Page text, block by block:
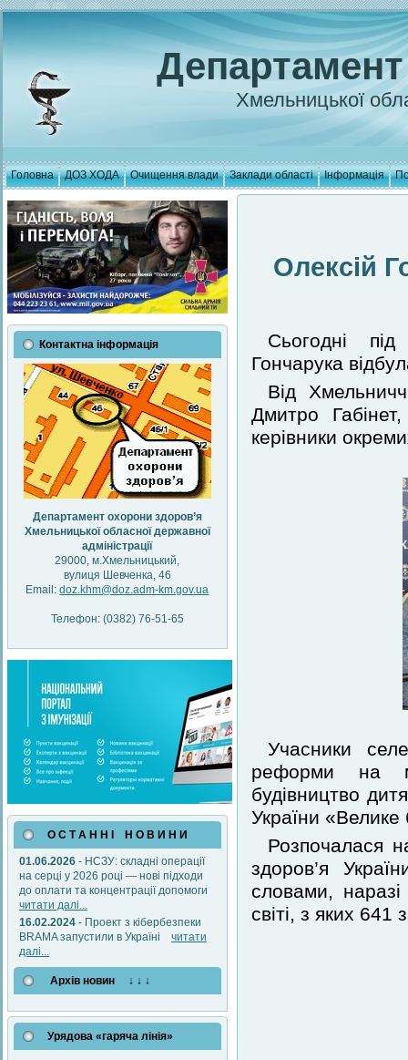
Хмельницької
Головна ДОЗ ХОДА Очищення влади Заклади області Інформація
Контактна інформація
Департамент охорони здоров’я
Хмельницької обласної державної
адміністрації
29000, м.Хмельницький,
вулиця Шевченка, 46
Email:doz.khm@doz.adm-km.gov.ua
Телефон: (0382) 76-51-65
О С Т А Н Н І Н О В И Н И
01.06.2026 - НСЗУ: складні операції
на серці у 2026 році — нові підходи
до оплати та концентрації допомоги
читати далі...
16.02.2024 - Проект з кібербезпеки
BRAMA запустили в Україні читати
далі...
Архів новин ↓ ↓ ↓
Урядова «гаряча лінія»
Олексій
Сьогодні під
Гончарука
Від
Дмитро
керівники
Учасники
реформи на
будівництво
України «Велике
Розпочалася
здоров’я
словами,
світі, з яких